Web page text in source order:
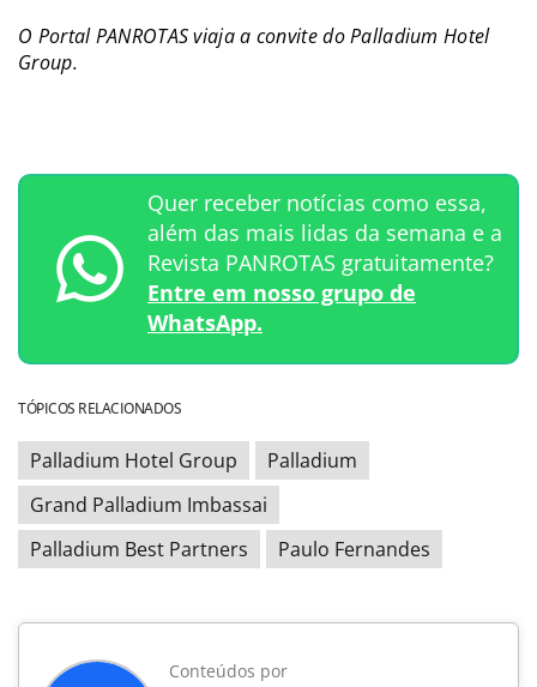
O Portal PANROTAS viaja a convite do Palladium Hotel
Group.
Quer receber notícias como essa,
além das mais lidas da semana e a
Revista PANROTAS gratuitamente?
Entre em nosso grupo de
WhatsApp.
TÓPICOS RELACIONADOS
Palladium Hotel Group
Palladium
Grand Palladium Imbassai
Palladium Best Partners
Paulo Fernandes
Conteúdos por